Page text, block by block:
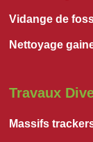
Vidange de
Nettoyage
Travaux
Massifs